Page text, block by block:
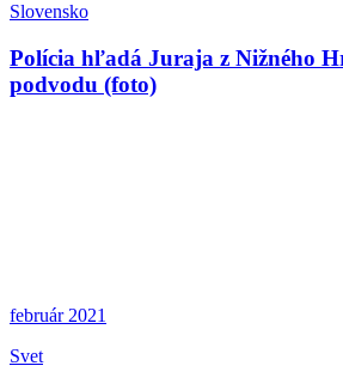
Slovensko
Polícia hľadá Juraja z Nižného
podvodu (foto)
február 2021
Svet